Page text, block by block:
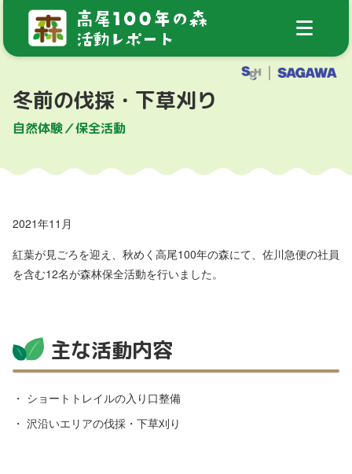
冬前の伐採・下草刈り
自然体験／保全活動
2021年11月
紅葉が見ごろを迎え、秋めく高尾100年の森にて、佐川急便の社員
を含む12名が森林保全活動を行いました。
主な活動内容
ショートトレイルの入り口整備
沢沿いエリアの伐採・下草刈り